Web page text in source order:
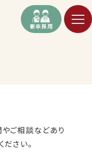
新卒採用
ご相談などあり
さい。